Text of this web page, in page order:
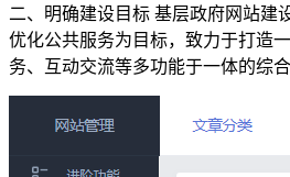
二、明确建设目标 基层政府网站建
优化公共服务为目标，致力于打造
务、互动交流等多功能于一体的综合